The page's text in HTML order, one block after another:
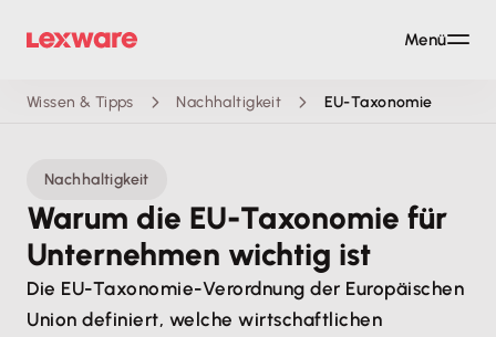
Wissen & Tipps Nachhaltigkeit EU-Taxonomie
Nachhaltigkeit
Warum die EU-Taxonomie für
Unternehmen wichtig ist
Die EU-Taxonomie-Verordnung der Europäischen
Union definiert, welche wirtschaftlichen
Menü